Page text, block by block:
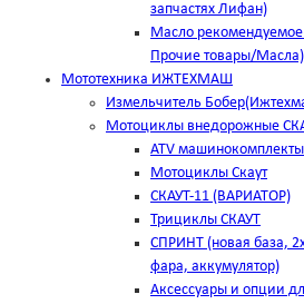
запчастях Лифан)
Масло
Прочие товары/Масла)
Мототехника ИЖТЕХМАШ
Измельчитель
Мотоциклы внедорожные
ATV машинокомплекты
Мотоциклы Скаут
СКАУТ-11 (ВАРИАТОР)
Трициклы СКАУТ
СПРИНТ (новая база,
фара, аккумулятор)
Аксессуары и опции